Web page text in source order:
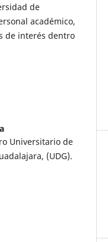
de
académico,
de interés dentro
Universitario de
(UDG).